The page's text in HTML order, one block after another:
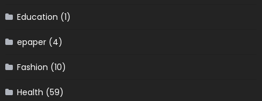
Education (1)
epaper(4)
Fashion (10)
Health (59)